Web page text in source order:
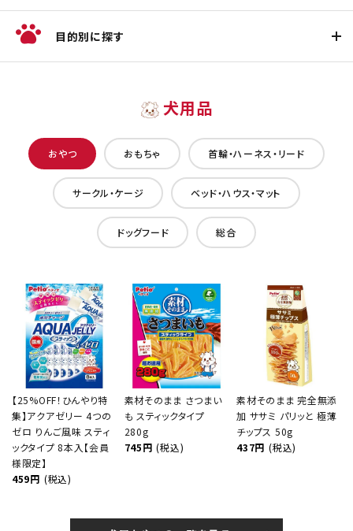
目的別に探す
犬用品
おやつ おもちゃ 首輪・ハーネス・リード
サークル・ケージ ベッド・ハウス・マット
ドッグフード 総合
【25%OFF！ひんやり特
集】アクアゼリー 4つの
ゼロ りんご風味 スティ
ックタイプ 8本入【会員
様限定】
459円 (税込)
素材そのまま さつまい
も スティックタイプ
280g
745円 (税込)
素材そのまま 完全無添
加 ササミ パリッと 極薄
チップス 50g
437円 (税込)